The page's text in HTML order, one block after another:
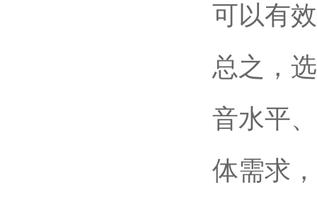
可以有
总之，
音水平
体需求